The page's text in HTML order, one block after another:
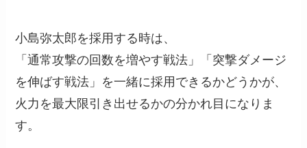
小島弥太郎を採用する時は、
「通常攻撃の回数を増やす戦法」「突撃ダメージ
を伸ばす戦法」を一緒に採用できるかどうかが、
火力を最大限引き出せるかの分かれ目になりま
す。